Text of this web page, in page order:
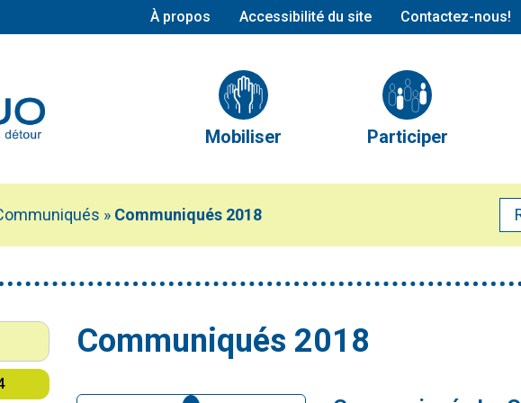
À propos
Partenaires et alliés
Accessibilité du site Contactez-nous!
Mobiliser
Mobilisations réalisées
Participer
Calendrier des
Devenir membre
» Communiqués 2018
Communiqués 2018